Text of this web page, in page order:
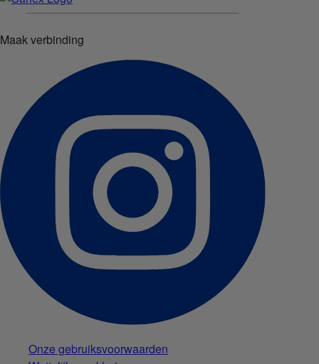
Maak verbinding
Onze gebruiksvoorwaarden